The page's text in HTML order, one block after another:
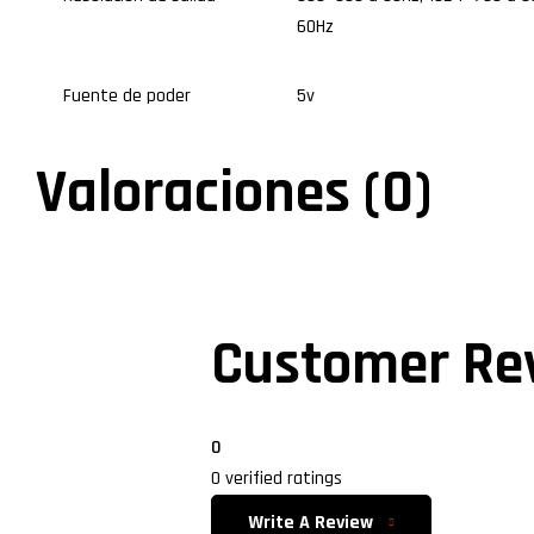
60Hz
Fuente de poder 5v
Valoraciones (0)
Customer
0
0 verified ratings
Write A Review